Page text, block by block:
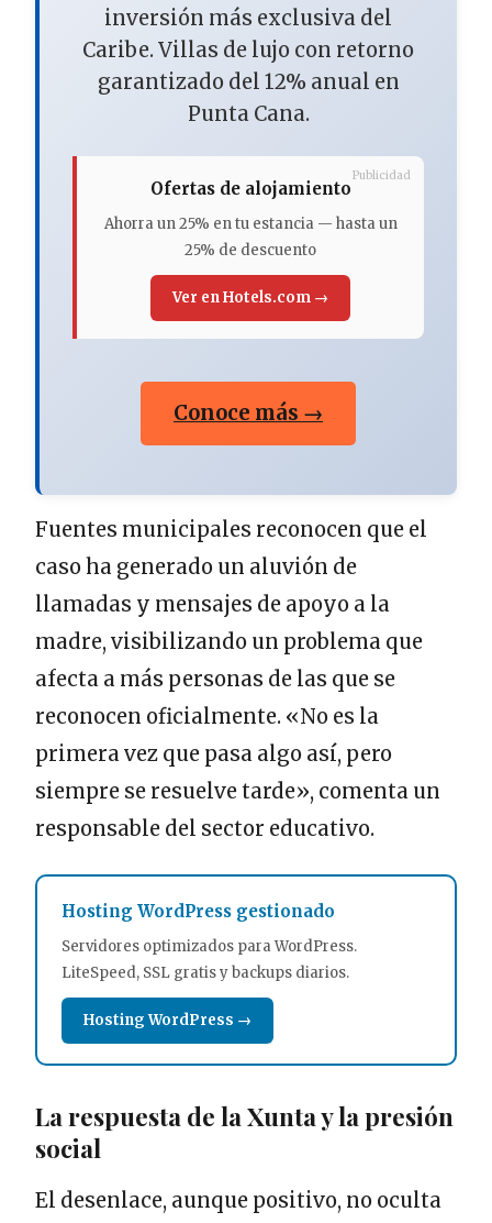
inversión más exclusiva del
Caribe. Villas de lujo con retorno
garantizado del 12% anual en
Punta Cana.
Ofertas de alojamiento
Ahorra un 25% en tu estancia — hasta un
25% de descuento
Ver en Hotels.com →
Publicidad
Conoce más →
Fuentes municipales reconocen que el
caso ha generado un aluvión de
llamadas y mensajes de apoyo a la
madre, visibilizando un problema que
afecta a más personas de las que se
reconocen oficialmente. «No es la
primera vez que pasa algo así, pero
siempre se resuelve tarde», comenta un
responsable del sector educativo.
Hosting WordPress gestionado
Servidores optimizados para WordPress.
LiteSpeed, SSL gratis y backups diarios.
Hosting WordPress →
La respuesta de la Xunta y la presión
social
El desenlace, aunque positivo, no oculta